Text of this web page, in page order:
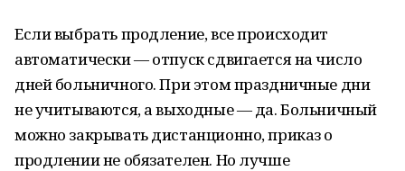
Если выбрать продление, все происходит
автоматически — отпуск сдвигается на число
дней больничного. При этом праздничные дни
не учитываются, а выходные — да. Больничный
можно закрывать дистанционно, приказ о
продлении не обязателен. Но лучше